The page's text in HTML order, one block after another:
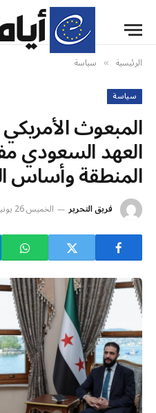
الرئيسية » سياسة
سياسة
المبعوث
العهد السعودي
المنطقة وأساس
فريق التحرير الخميس 26 يونيو 3:21 م